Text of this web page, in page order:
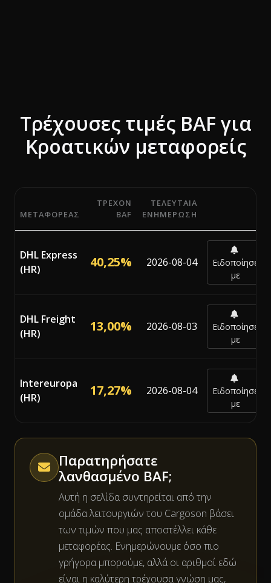
Τρέχουσες τιμές BAF για
Κροατικών μεταφορείς
Τρέχοντα ποσοστά Bunker Adjustment Factor (BAF)
ΜΕΤΑΦΟΡΈΑΣ
ΤΡΈΧΟΝ
BAF
ΤΕΛΕΥΤΑΊΑ
ΕΝΗΜΈΡΩΣΗ
DHL Express
(HR)
40,25% 2026-08-04
Ειδοποίησέ
με
DHL Freight
(HR)
13,00% 2026-08-03
Ειδοποίησέ
με
Intereuropa
(HR)
17,27% 2026-08-04
Ειδοποίησέ
με
Παρατηρήσατε
λανθασμένο BAF;
Αυτή η σελίδα συντηρείται από την
ομάδα λειτουργιών του Cargoson βάσει
των τιμών που μας αποστέλλει κάθε
μεταφορέας. Ενημερώνουμε όσο πιο
γρήγορα μπορούμε, αλλά οι αριθμοί εδώ
είναι η καλύτερη τρέχουσα γνώση μας,